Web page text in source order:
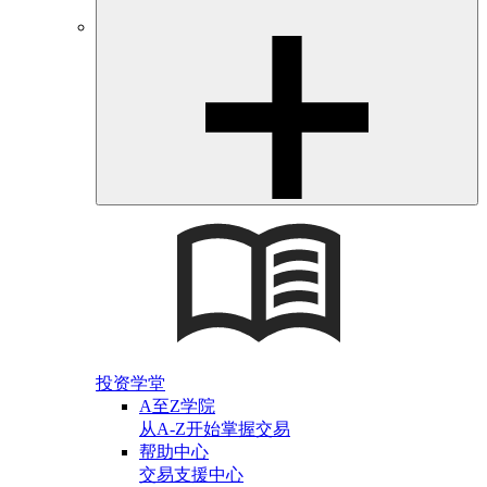
投资学堂
A至Z学院
从A-Z开始掌握交易
帮助中心
交易支援中心